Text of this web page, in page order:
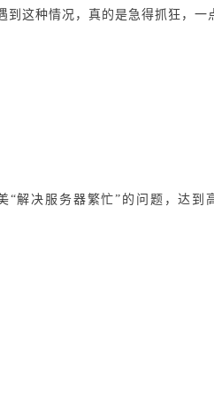
到这种情况，真的是急得抓狂，一
解决服务器繁忙”的问题，达到